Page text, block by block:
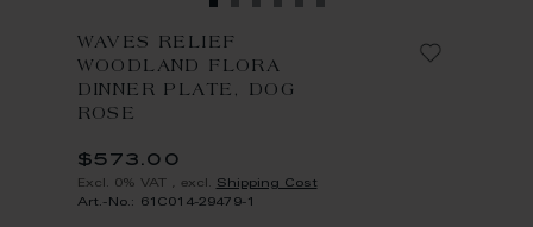
WAVES RELIEF
WOODLAND FLORA
DINNER PLATE, DOG
ROSE
$573.00
Excl. 0% VAT excl. Shipping Cost
Art.-No.: 61C014-29479-1